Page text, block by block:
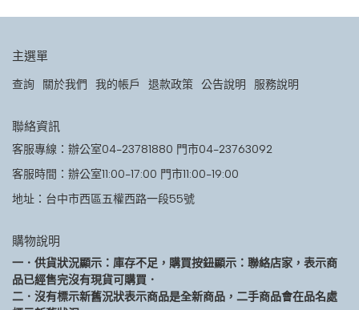
主選單
查詢 關於我們 我的帳戶 退款政策 公告說明 服務說明
聯絡資訊
客服專線：辦公室04-23781880 門市04-23763092
客服時間：辦公室11:00-17:00 門市11:00-19:00
地址：台中市西區五權西路一段55號
購物說明
一．供貨狀況顯示：庫存不足，購買按鈕顯示：聯絡店家，表示商
品已經售完沒有現貨可購買．
二．沒有標示新舊況狀表示商品是全新商品，二手商品會在品名處